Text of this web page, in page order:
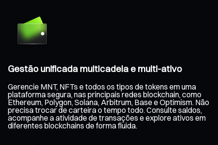
Gestão unificada multicadeia e multi-ativo
Gerencie MNT, NFTs e todos os tipos de tokens em uma
plataforma segura, nas principais redes blockchain, como
Ethereum, Polygon, Solana, Arbitrum, Base e Optimism. Não
precisa trocar de carteira o tempo todo. Consulte saldos,
acompanhe a atividade de transações e explore ativos em
diferentes blockchains de forma fluida.